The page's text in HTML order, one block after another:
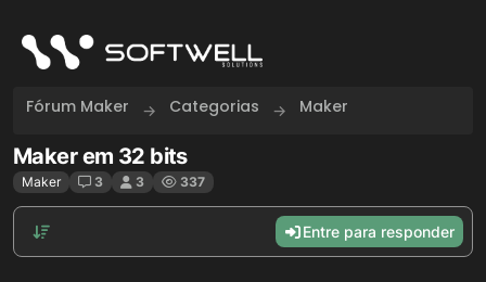
Fórum Maker Categorias Maker
Maker em 32 bits
Maker 3 3 337
Entre para responder